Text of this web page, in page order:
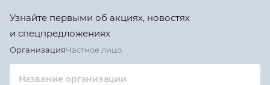
Узнайте первыми об акциях, новостях
и спецпредложениях
ОрганизацияЧастное лицо
Название организации